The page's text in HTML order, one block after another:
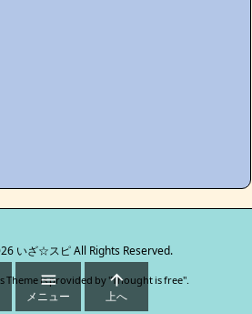
いざ☆スピAll Rights Reserved.
Theme is provided by "Thought is free".

メニュー

上へ